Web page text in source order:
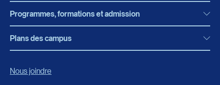
Actualités
Bibliothèque
Boutique en ligne
Programmes, formations et admission
Programmes, formations et admission
Plans des campus
Nous joindre